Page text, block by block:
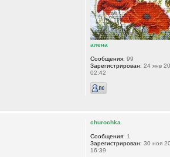
алена
Сообщения: 99
Зарегистрирован: 24 янв
02:42
churochka
Сообщения: 1
Зарегистрирован: 30 ноя
16:39